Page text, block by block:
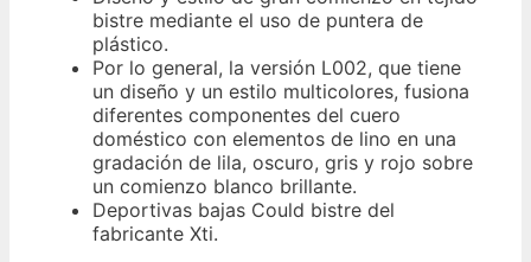
bistre mediante el uso de puntera de
plástico.
Por lo general, la versión L002, que tiene
un diseño y un estilo multicolores, fusiona
diferentes componentes del cuero
doméstico con elementos de lino en una
gradación de lila, oscuro, gris y rojo sobre
un comienzo blanco brillante.
Deportivas bajas Could bistre del
fabricante Xti.